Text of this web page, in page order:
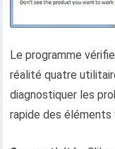
Le programme
réalité quatre
diagnostiquer les
rapide des éléments